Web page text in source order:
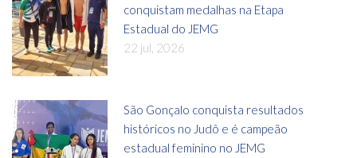
conquistam medalhas na Etapa
Estadual do JEMG
22 jul, 2026
São Gonçalo conquista resultados
históricos no Judô e é campeão
estadual feminino no JEMG